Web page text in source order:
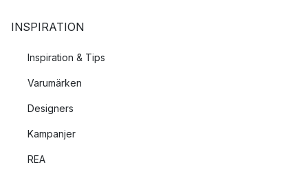
INSPIRATION
Inspiration & Tips
Varumärken
Designers
Kampanjer
REA